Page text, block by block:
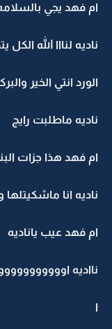
ام فهد يجي
ناديه لنااا الله
الورد انتي الخير
ناديه ماطلبت رايج
ام فهد هذا جزات
ناديه انا
ام فهد عيب ياناديه
نااديه
ا